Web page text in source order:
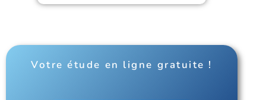
Votre étude en ligne gratuite !